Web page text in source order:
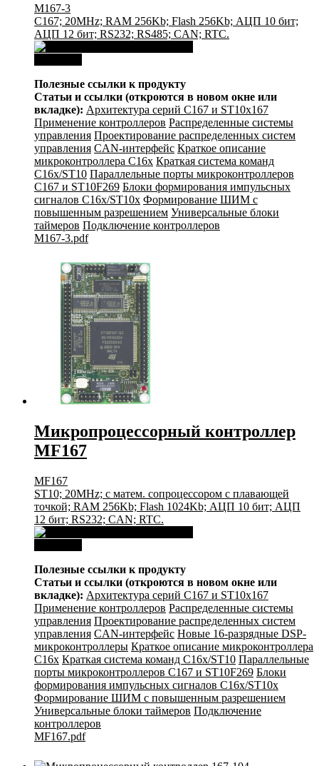
M167-3
C167; 20MHz; RAM 256Kb; Flash 256Kb; АЦП 10 бит;
АЦП 12 бит; RS232; RS485; CAN; RTC.
Полезные ссылки к продукту
Статьи и ссылки (откроются в новом окне или
вкладке): Архитектура серий С167 и ST10x167
Применение контроллеров Распределенные системы
управления Проектирование распределенных систем
управления CAN-интерфейс Краткое описание
микроконтроллера C16x Краткая система команд
C16x/ST10 Параллельные порты микроконтроллеров
C167 и ST10F269 Блоки формирования импульсных
сигналов C16x/ST10x Формирование ШИМ с
повышенным разрешением Универсальные блоки
таймеров Подключение контроллеров
M167-3.pdf
Микропроцессорный контроллер
MF167
MF167
ST10; 20MHz; с матем. сопроцессором с плавающей
точкой; RAM 256Kb; Flash 1024Kb; АЦП 10 бит; АЦП
12 бит; RS232; CAN; RTC.
Полезные ссылки к продукту
Статьи и ссылки (откроются в новом окне или
вкладке): Архитектура серий С167 и ST10x167
Применение контроллеров Распределенные системы
управления Проектирование распределенных систем
управления CAN-интерфейс Новые 16-разрядные DSP-
микроконтроллеры Краткое описание микроконтроллера
C16x Краткая система команд C16x/ST10 Параллельные
порты микроконтроллеров C167 и ST10F269 Блоки
формирования импульсных сигналов C16x/ST10x
Формирование ШИМ с повышенным разрешением
Универсальные блоки таймеров Подключение
контроллеров
MF167.pdf